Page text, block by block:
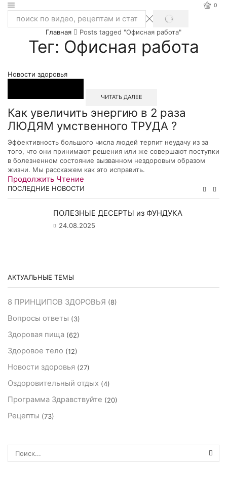
0
Search
SEARCH
Главная Posts tagged "Офисная работа"
Тег: Офисная работа
Новости здоровья
ЧИТАТЬ ДАЛЕЕ
Как увеличить энергию в 2 раза
ЛЮДЯМ умственного ТРУДА ?
Эффективность большого числа людей терпит неудачу из за
того, что они принимают решения или же совершают поступки
в болезненном состояние вызванном нездоровым образом
жизни. Мы расскажем как это исправить.
Продолжить Чтение
ПОСЛЕДНИЕ НОВОСТИ
ПОЛЕЗНЫЕ ДЕСЕРТЫ из ФУНДУКА
24.08.2025
АКТУАЛЬНЫЕ ТЕМЫ
8 ПРИНЦИПОВ ЗДОРОВЬЯ (8)
Вопросы ответы (3)
Здоровая пища (62)
Здоровое тело (12)
Новости здоровья (27)
Оздоровительный отдых (4)
Программа Здравствуйте (20)
Рецепты (73)